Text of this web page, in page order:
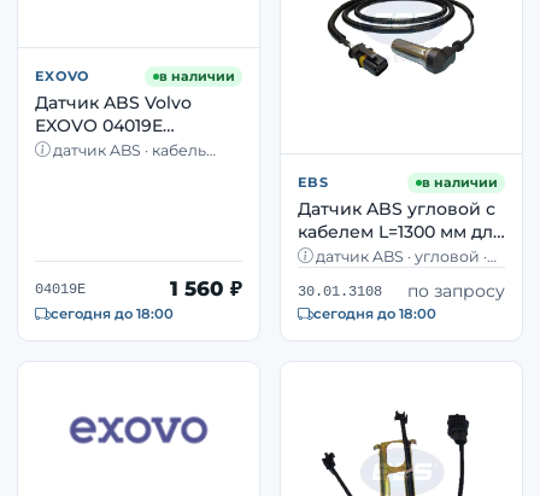
EXOVO в наличии
Датчик ABS Volvo
EXOVO 04019E
колёсный
датчик ABS · кабель
04019E 1 560 ₽
сегодня до 18:00
EBS в наличии
Датчик ABS угловой с
кабелем L=1300 мм для
грузовиков MAN EBS
датчик ABS · угловой ·
автобусы Lion's City
30.01.3108 по запросу
сегодня до 18:00